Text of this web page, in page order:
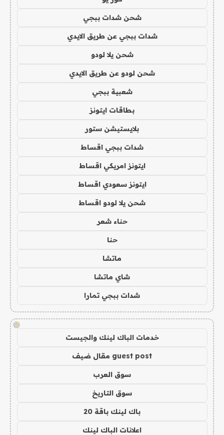
شحن شدات ببجي
شدات ببجي عن طريق الايدي
شحن يلا لودو
شحن لودو عن طريق الايدي
شعبية ببجي
بطاقات ايتونز
بلايستيشن ستور
شدات ببجي اقساط
ايتونز امريكي اقساط
ايتونز سعودي اقساط
شحن يلا لودو اقساط
حناء شعر
حنا
ماتشا
شاي ماتشا
شدات ببجي تمارا
!
خدمات الباك لينك والجيست
guest post مقال ضيف
سوق العرب
سوق التاريخ
باك لينك باقة 20
اعلانات الباك لينك